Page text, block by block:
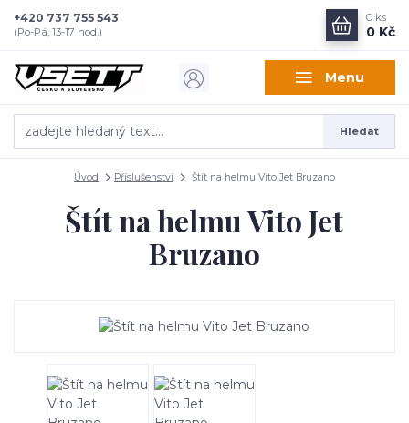
Menu
Hledat
+420 737 755 543
(Po-Pá, 13-17 hod.)
0 ks
0 Kč
Úvod Příslušenství Štít na helmu Vito Jet Bruzano
Štít na helmu Vito Jet
Bruzano